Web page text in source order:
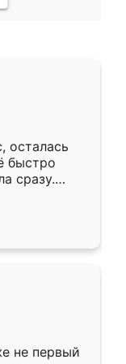
осталась
быстро
сразу.
к
Собрали
даже
не первый